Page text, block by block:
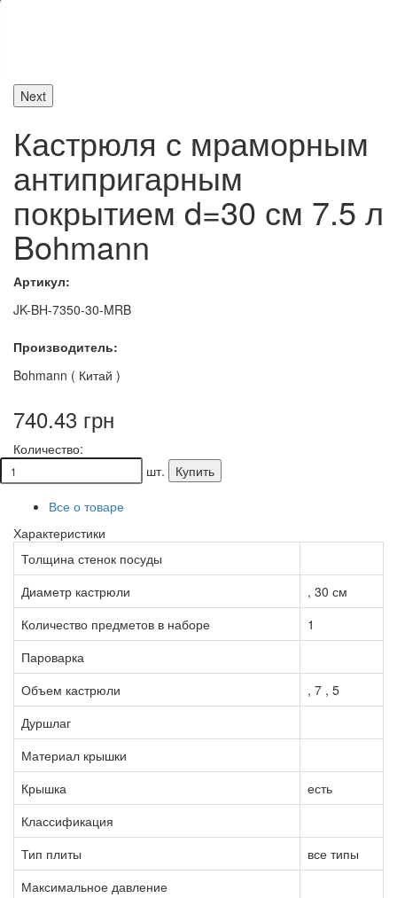
Next
Кастрюля с мраморным
антипригарным
покрытием d=30 см 7.5 л
Bohmann
Артикул:
JK-BH-7350-30-MRB
Производитель:
Bohmann ( Китай )
740.43 грн
Количество:
шт.
Купить
Все о товаре
Характеристики
Толщина стенок посуды
Диаметр кастрюли
, 30 см
Количество предметов в наборе
1
Пароварка
Объем кастрюли
, 7 , 5
Дуршлаг
Материал крышки
Крышка
есть
Классификация
Тип плиты
все типы
Максимальное давление